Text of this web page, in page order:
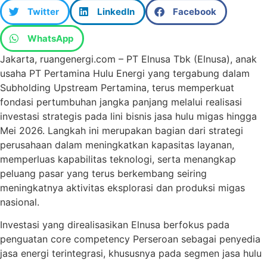
Twitter LinkedIn Facebook
WhatsApp
Jakarta, ruangenergi.com – PT Elnusa Tbk (Elnusa), anak
usaha PT Pertamina Hulu Energi yang tergabung dalam
Subholding Upstream Pertamina, terus memperkuat
fondasi pertumbuhan jangka panjang melalui realisasi
investasi strategis pada lini bisnis jasa hulu migas hingga
Mei 2026. Langkah ini merupakan bagian dari strategi
perusahaan dalam meningkatkan kapasitas layanan,
memperluas kapabilitas teknologi, serta menangkap
peluang pasar yang terus berkembang seiring
meningkatnya aktivitas eksplorasi dan produksi migas
nasional.
Investasi yang direalisasikan Elnusa berfokus pada
penguatan core competency Perseroan sebagai penyedia
jasa energi terintegrasi, khususnya pada segmen jasa hulu